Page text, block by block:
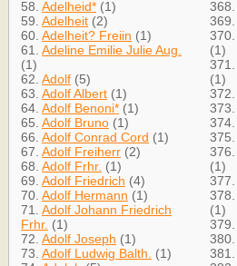
58. Adelheid* (1)
59. Adelheit (2)
60. Adelheit? Freiin (1)
61. Adeline Emilie Julie Aug.
(1)
62. Adolf (5)
63. Adolf Albert (1)
64. Adolf Benoni* (1)
65. Adolf Bruno (1)
66. Adolf Conrad Cord (1)
67. Adolf Freiherr (2)
68. Adolf Frhr. (1)
69. Adolf Friedrich (4)
70. Adolf Hermann (1)
71. Adolf Johann Friedrich
Frhr. (1)
72. Adolf Joseph (1)
73. Adolf Ludwig Balth.
(1)
368.
369.
370.
(1)
371.
(1)
372.
373.
374.
375.
376.
(1)
377.
378.
(1)
379.
380.
381.